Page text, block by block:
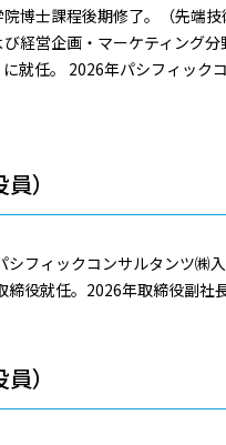
博士課程後期修了。（先端
経営企画・マーケティング
就任。 2026年パシフィッ
）
フィックコンサルタンツ㈱
役就任。2026年取締役副社
）